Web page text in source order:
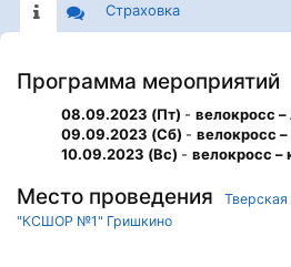
Страховка
Программа мероприятий
08.09.2023 (Пт) - велокросс –
09.09.2023 (Сб) - велокросс
10.09.2023 (Вс) - велокросс –
Место проведения Тверская
"КСШОР №1" Гришкино